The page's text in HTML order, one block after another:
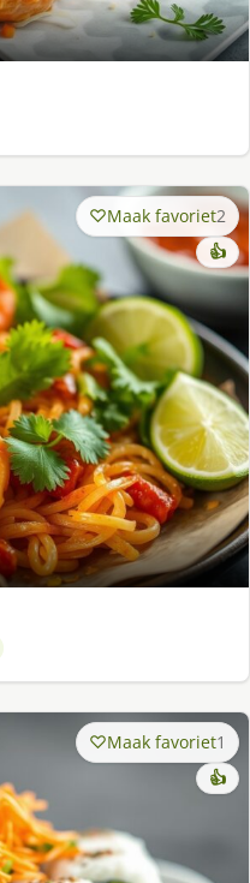
Maak favoriet2
👍
Maak favoriet1
👍